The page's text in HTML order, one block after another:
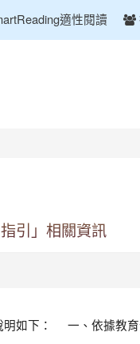
適性閱讀
引」相關資訊
如下： 一、依據教